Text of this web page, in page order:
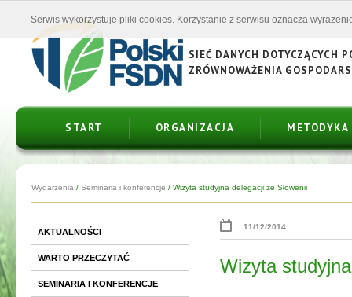
SIEĆ DANYCH DOTYCZĄCYCH
ZRÓWNOWAŻENIA
START ORGANIZACJA METODYKA
Wydarzenia / Seminaria i konferencje / Wizyta studyjna delegacji ze Słowenii
AKTUALNOŚCI
WARTO PRZECZYTAĆ
SEMINARIA I KONFERENCJE
11/12/2014
Wizyta
Serwis wykorzystuje pliki cookies. Korzystanie z serwisu oznacza